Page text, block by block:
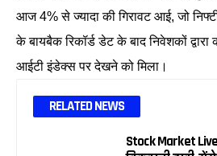
आज 4% से ज्यादा की गिरावट आई, जो
के बायबैक रिकॉर्ड डेट के बाद निवेशकों
आईटी इंडेक्स पर देखने को मिला।
RELATED NEWS
Stock Market